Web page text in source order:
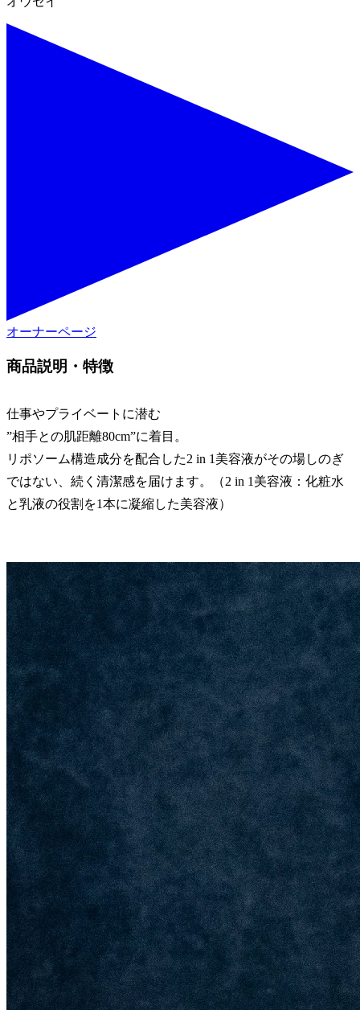
オーナーページ
商品説明・特徴
仕事やプライベートに潜む
”相手との肌距離80cm”に着目。
リポソーム構造成分を配合した2 in 1美容液がその場しのぎ
ではない、続く清潔感を届けます。（2 in 1美容液：化粧水
と乳液の役割を1本に凝縮した美容液）